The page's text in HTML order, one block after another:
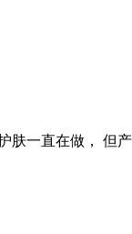
肤一直在做， 但产